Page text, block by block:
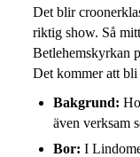
Det blir
riktig show. Så
Betlehemskyrkan
Det kommer att
Bakgrund:
även verksam
Bor: I